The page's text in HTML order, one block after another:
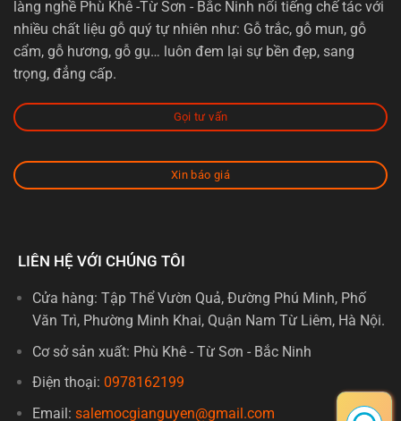
làng nghề Phù Khê -Từ Sơn - Bắc Ninh nổi tiếng chế tác với
nhiều chất liệu gỗ quý tự nhiên như: Gỗ trắc, gỗ mun, gỗ
cẩm, gỗ hương, gỗ gụ… luôn đem lại sự bền đẹp, sang
trọng, đẳng cấp.
Gọi tư vấn
Xin báo giá
LIÊN HỆ VỚI CHÚNG TÔI
Cửa hàng: Tập Thể Vườn Quả, Đường Phú Minh, Phố
Văn Trì, Phường Minh Khai, Quận Nam Từ Liêm, Hà Nội.
Cơ sở sản xuất: Phù Khê - Từ Sơn - Bắc Ninh
Điện thoại: 0978162199
Email: salemocgianguyen@gmail.com